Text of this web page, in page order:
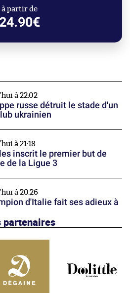
à partir de
24.90€
à 22:02
russe détruit le stade d'un
ukrainien
à 21:18
inscrit le premier but de
de la Ligue 3
à 20:26
d'Italie fait ses adieux à
partenaires